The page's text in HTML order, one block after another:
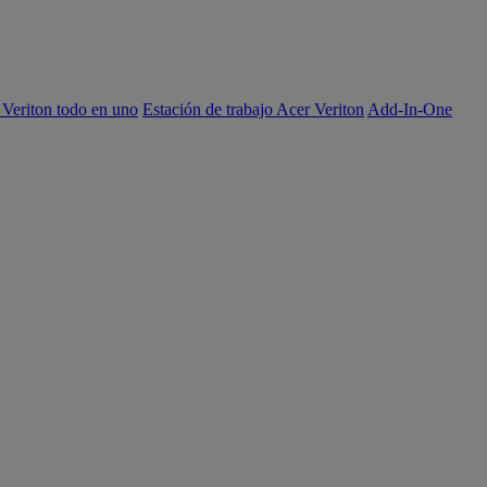
todo en uno Estación de trabajo Acer Veriton Add-In-One